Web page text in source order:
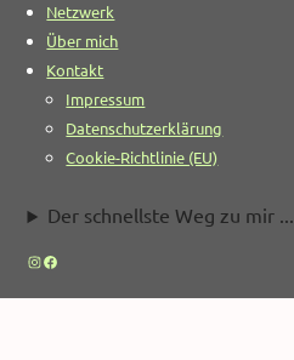
Netzwerk
Über mich
Kontakt
Impressum
Datenschutzerklärung
Cookie-Richtlinie (EU)
Der schnellste Weg zu mir ...
Instagram
Facebook